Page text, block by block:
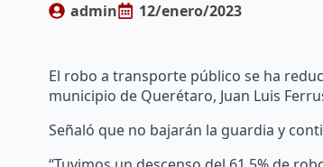
admin 12/enero/2023
El robo a transporte público se ha
municipio de Querétaro, Juan Luis
Señaló que no bajarán la guardia y